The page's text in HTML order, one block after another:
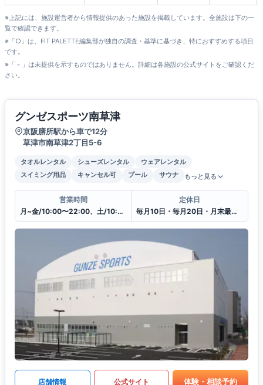
※上記には、施設運営者から情報提供のあった施設を掲載しています。全施設は下の一
覧で確認できます。
※「○」は、FIT PALETTE編集部が独自の調査・基準に基づき、特におすすめする項目
です。
※「－」は未提供を示すものではありません。詳細は各施設の公式サイトをご確認くだ
さい。
グンゼスポーツ南草津
京阪膳所駅から車で12分
草津市南草津2丁目5-6
タオルレンタル シューズレンタル
ウェアレンタル
スイミング用品
キャンセル可 プール サウナ もっと見る
営業時間
月~金/10:00〜22:00、土/10:00〜20:00、日・祝日/10:00〜18:00
定休日
毎月10日・毎月20日・月末最終日
店舗情報 公式サイト 体験・相談予約